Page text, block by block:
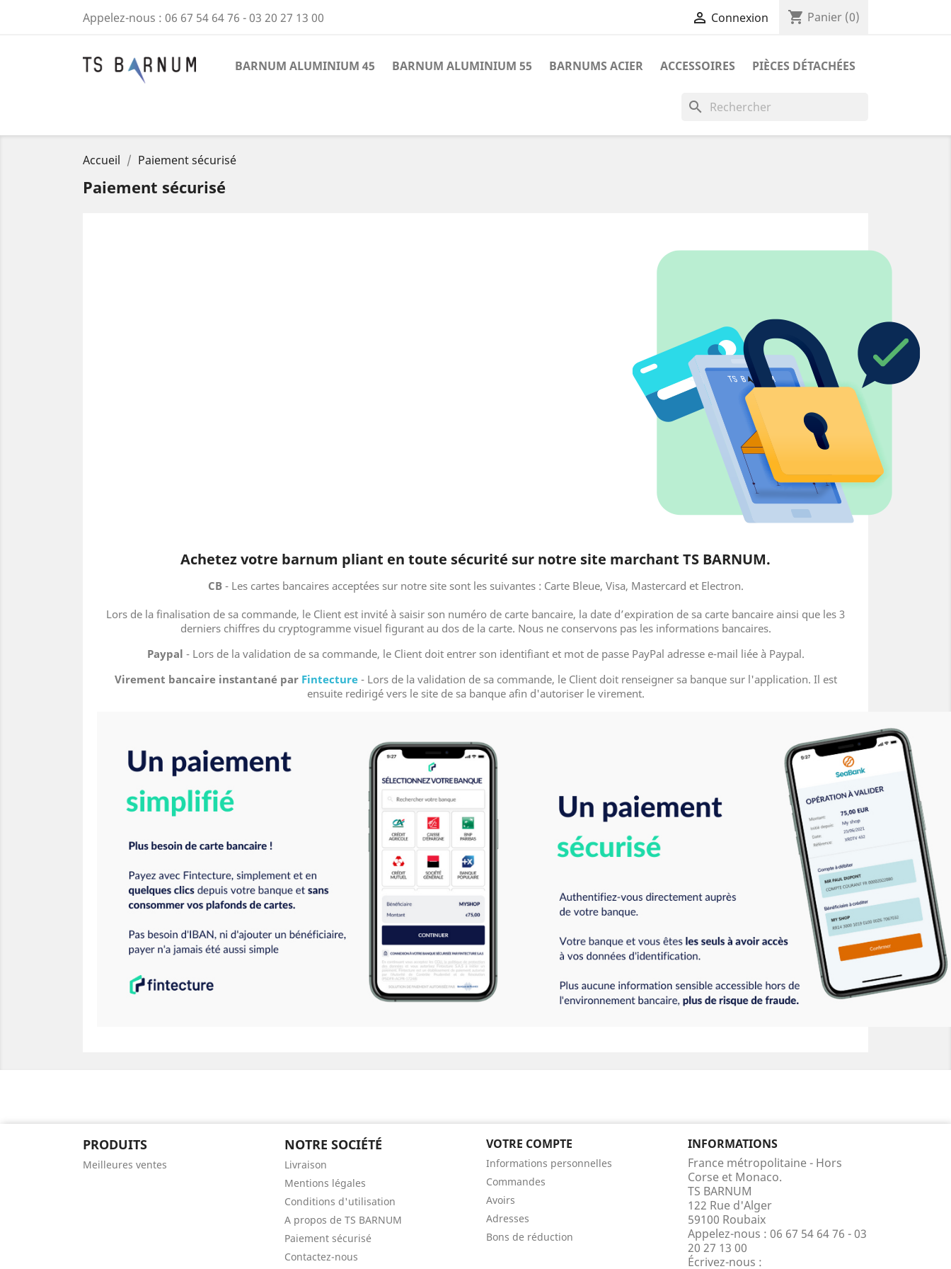
Appelez-nous : 06 67 54 64 76 - 03 20 27 13 00  Connexion shopping_cart Panier (0)
BARNUM ALUMINIUM 45 BARNUM ALUMINIUM 55 BARNUMS ACIER ACCESSOIRES PIÈCES DÉTACHÉES
search
Accueil Paiement sécurisé
Paiement sécurisé
Achetez votre barnum pliant en toute sécurité sur notre site marchant TS BARNUM.
CB- Les cartes bancaires acceptées sur notre site sont les suivantes : Carte Bleue, Visa, Mastercard et Electron.
Lors de la finalisation de sa commande, le Client est invité à saisir son numéro de carte bancaire, la date d’expiration de sa carte bancaire ainsi que les 3
derniers chiffres du cryptogramme visuel figurant au dos de la carte. Nous ne conservons pas les informations bancaires.
Paypal - Lors de la validation de sa commande, le Client doit entrer son identifiant et mot de passe PayPal adresse e-mail liée à Paypal.
Virement bancaire instantané par Fintecture - Lors de la validation de sa commande, le Client doit renseigner sa banque sur l'application. Il est
ensuite redirigé vers le site de sa banque afin d'autoriser le virement.
PRODUITS
Meilleures ventes
NOTRE SOCIÉTÉ
Livraison
Mentions légales
Conditions d'utilisation
A propos de TS BARNUM
Paiement sécurisé
Contactez-nous
VOTRE COMPTE
Informations personnelles
Commandes
Avoirs
Adresses
Bons de réduction
INFORMATIONS
France métropolitaine - Hors
Corse et Monaco.
TS BARNUM
122 Rue d'Alger
59100 Roubaix
Appelez-nous : 06 67 54 64 76 - 03
20 27 13 00
Écrivez-nous :